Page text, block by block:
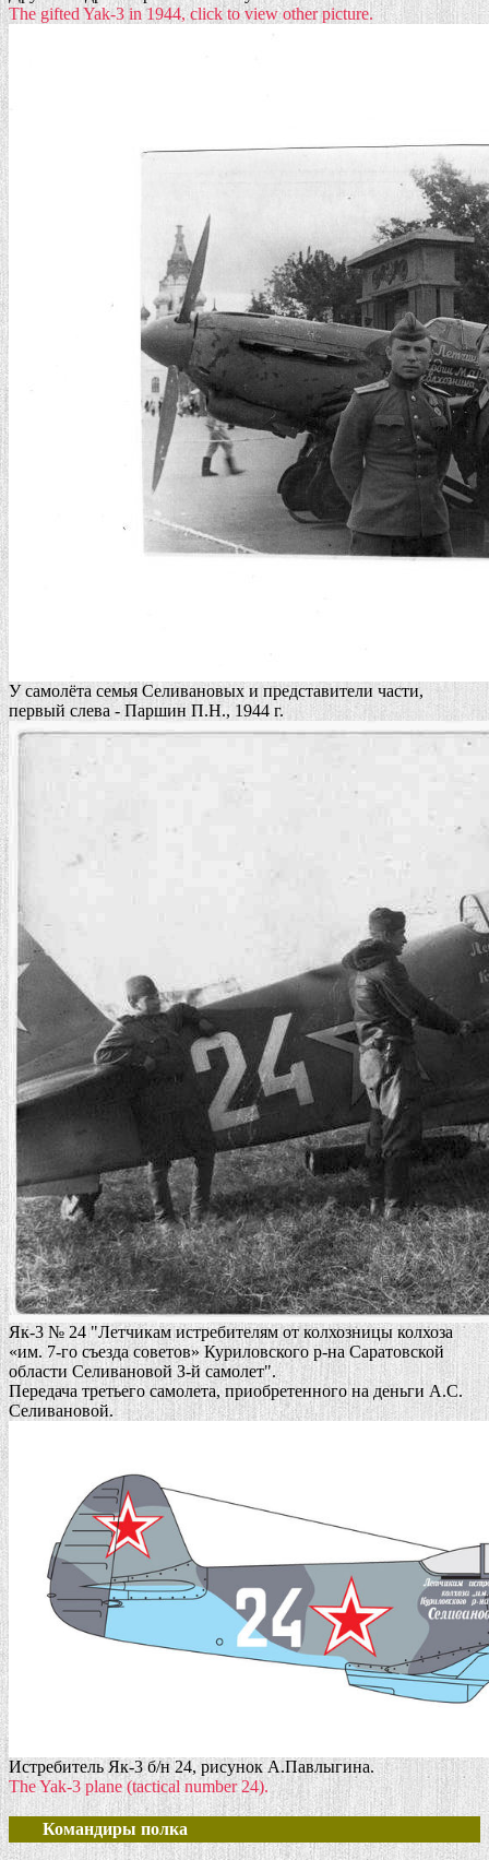
The gifted Yak-3 in 1944, click to view other picture.
У самолёта семья Селивановых и представители части,
первый слева - Паршин П.Н., 1944 г.
Як-3 № 24 "Летчикам истребителям от колхозницы колхоза
«им. 7-го съезда советов» Куриловского р-на Саратовской
области Селивановой З-й самолет".
Передача третьего самолета, приобретенного на деньги А.С.
Селивановой.
Истребитель Як-3 б/н 24, рисунок А.Павлыгина.
The Yak-3 plane (tactical number 24).
Командиры полка